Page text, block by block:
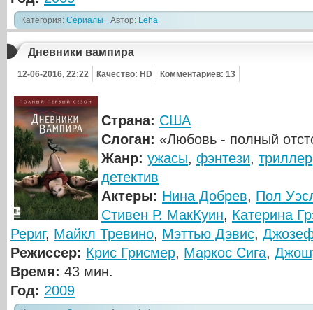
Категория: Сериалы Автор: Leha
Дневники вампира
12-06-2016, 22:22 Качество: HD Комментариев: 13
Страна: США
Слоган: «Любовь - полный
Жанр: ужасы, фэнтези, триллер
детектив
Актеры: Нина Добрев, Пол
Стивен Р. МакКуин, Катерина
Рериг, Майкл Тревино, Мэттью Дэвис,
Режиссер: Крис Грисмер, Маркос Сига,
Время: 43 мин.
Год: 2009